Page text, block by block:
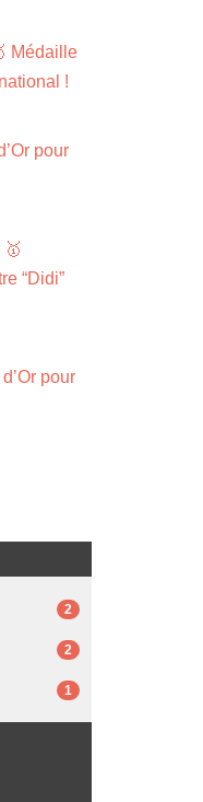
Médaille
!
pour
🥇
“Didi”
pour
2
2
1